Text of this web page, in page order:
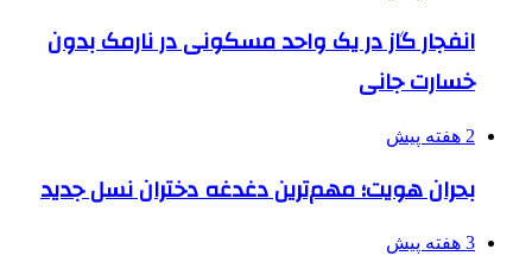
انفجار گاز در یک واحد مسکونی در نارمک بدون
خسارت جانی
2 هفته پیش
بحران هویت؛ مهم‌ترین دغدغه دختران نسل جدید
3 هفته پیش